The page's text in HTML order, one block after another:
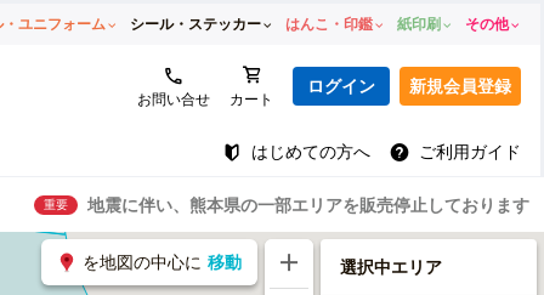
・ユニフォーム シール・ステッカー はんこ・印鑑 紙印刷 その他
お問い合せ カート
ログイン 新規会員登録
はじめての方へ ご利用ガイド
重要 地震に伴い、熊本県の一部エリアを販売停止しております
を地図の中心に 移動 選択中エリア